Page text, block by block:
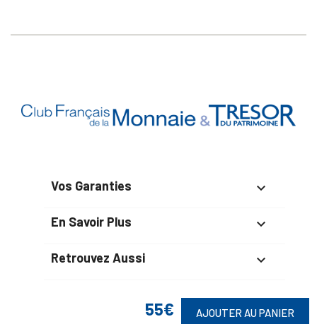
55€ AJOUTER AU PANIER
Vos Garanties 
En Savoir Plus 
Retrouvez Aussi 